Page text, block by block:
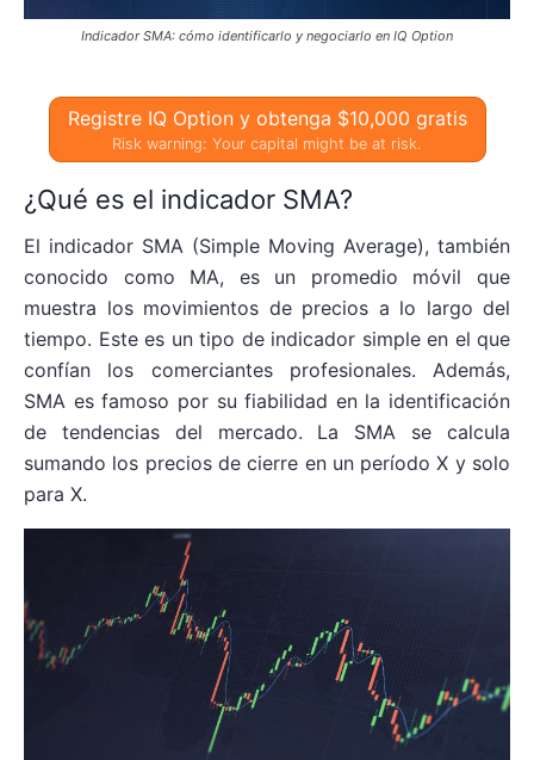
Indicador SMA: cómo identificarlo y negociarlo en IQ Option
Registre IQ Option y obtenga $10,000 gratis
Risk warning: Your capital might be at risk.
¿Qué es el indicador SMA?
El indicador SMA (Simple Moving Average), también
conocido como MA, es un promedio móvil que
muestra los movimientos de precios a lo largo del
tiempo. Este es un tipo de indicador simple en el que
confían los comerciantes profesionales. Además,
SMA es famoso por su fiabilidad en la identificación
de tendencias del mercado. La SMA se calcula
sumando los precios de cierre en un período X y solo
para X.